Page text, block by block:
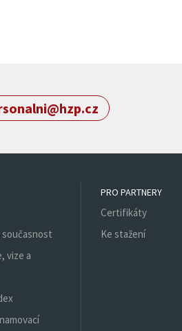
vize a
PRO PARTNERY
Certifikáty
Ke stažení